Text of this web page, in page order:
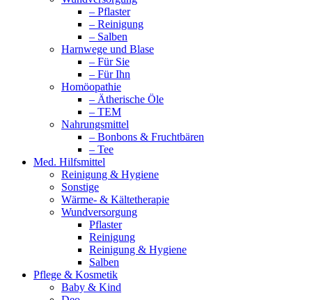
– Pflaster
– Reinigung
– Salben
Harnwege und Blase
– Für Sie
– Für Ihn
Homöopathie
– Ätherische Öle
– TEM
Nahrungsmittel
– Bonbons & Fruchtbären
– Tee
Med. Hilfsmittel
Reinigung & Hygiene
Sonstige
Wärme- & Kältetherapie
Wundversorgung
Pflaster
Reinigung
Reinigung & Hygiene
Salben
Pflege & Kosmetik
Baby & Kind